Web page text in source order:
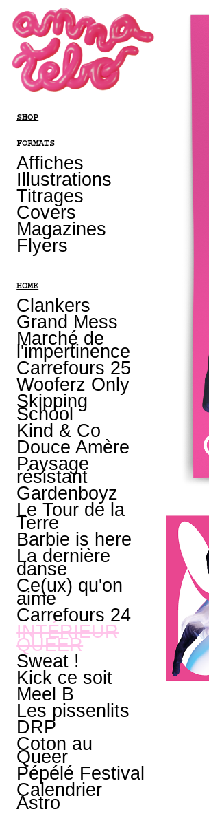
SHOP
FORMATS
Affiches
Illustrations
Titrages
Covers
Magazines
Flyers
HOME
Clankers
Grand Mess
Marché de
l'impertinence
Carrefours 25
Wooferz Only
Skipping
School
Kind & Co
Douce Amère
Paysage
résistant
Gardenboyz
Le Tour de la
Terre
Barbie is here
La dernière
danse
Ce(ux) qu'on
aime
Carrefours 24
INTÉRIEUR
QUEER
Sweat !
Kick ce soit
Meel B
Les pissenlits
DRP
Coton au
Queer
Pépélé Festival
Calendrier
Astro